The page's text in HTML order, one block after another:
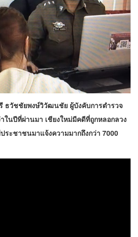
ธวัชชัยพงษ์วิวัฒนชัย ผู้บังคับการตำรวจ
ในปีที่ผ่านมา เชียงใหม่มีคดีที่ถูกหลอกลวง
ระชาชนมาแจ้งความมากถึงกว่า 7000